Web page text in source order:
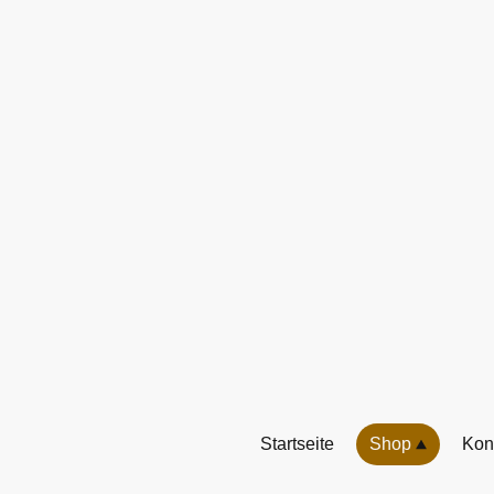
Startseite Shop